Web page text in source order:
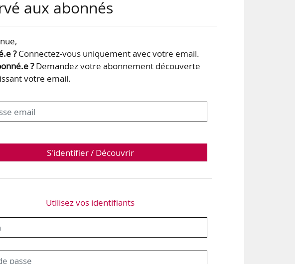
05/09/2018, avec
aux abonnés
?Connectez-vous uniquement avec votre email.
?Demandez votre abonnement découverte
votre email.
S'identifier / Découvrir
Utilisez vos identifiants